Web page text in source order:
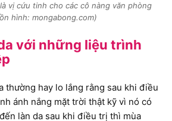
vị cứu tinh cho các cô nàng văn phòng
hình: mongabong.com)
với những liệu trình
thường hay lo lắng rằng sau khi điều
ánh nắng mặt trời thật kỹ vì nó có
làn da sau khi điều trị thì mùa